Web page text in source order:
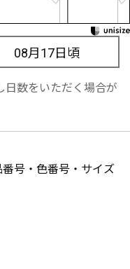
08月17日頃
日数をいただく場合が
号・色番号・サイズ